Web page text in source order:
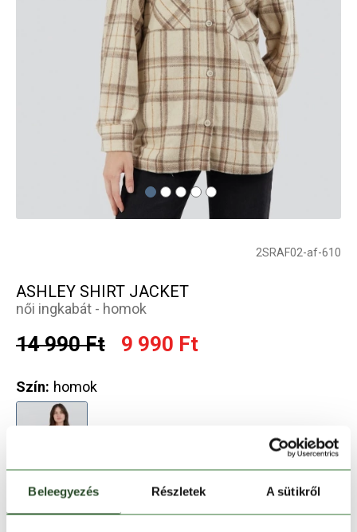
Beleegyezés Részletek A sütikről
2SRAF02-af-610
ASHLEY SHIRT JACKET
női ingkabát - homok
14 990 Ft 9 990 Ft
Szín: homok